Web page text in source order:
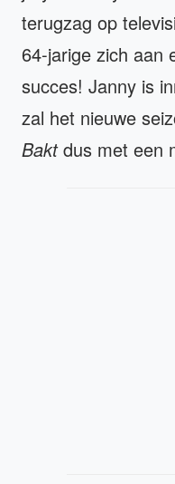
terugzag op
64-jarige zich aan
succes! Janny is
zal het nieuwe
Baktdus met een